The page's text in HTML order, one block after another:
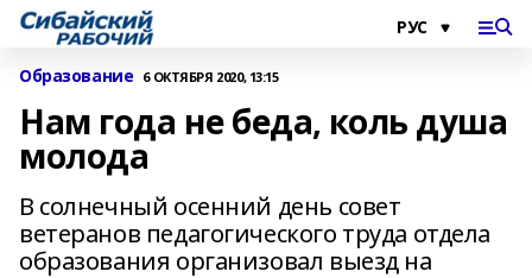
Образование 6 ОКТЯБРЯ 2020, 13:15
Нам года не беда, коль душа
молода
В солнечный осенний день совет
ветеранов педагогического труда отдела
образования организовал выезд на